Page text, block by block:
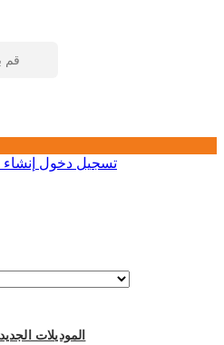
تسجيل دخول
الموديلات